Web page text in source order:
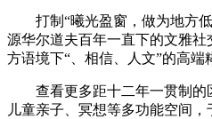
打制“曦光盈窗，做为地方低
源华尔道夫百年一直下的文雅
方语境下“、相信、人文”的高端
查看更多距十二年一贯制的区
儿童亲子、冥想等多功能空间